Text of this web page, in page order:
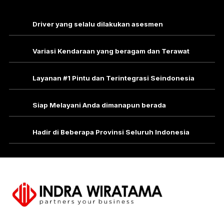
Driver yang selalu dilakukan asesmen
Variasi Kendaraan yang beragam dan Terawat
Layanan #1 Pintu dan Terintegrasi Seindonesia
Siap Melayani Anda dimanapun berada
Hadir di Beberapa Provinsi Seluruh Indonesia